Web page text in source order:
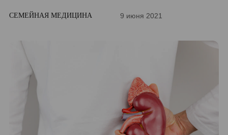
СЕМЕЙНАЯ МЕДИЦИНА 9 июня 2021